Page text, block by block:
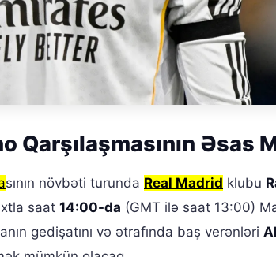
Qarşılaşmasının Əsas
sının növbəti turunda Real Madrid klubu
saat 14:00-da (GMT ilə saat 13:00)
gedişatını və ətrafında baş verənləri